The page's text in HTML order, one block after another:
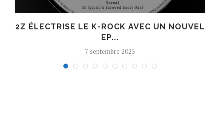
2Z ÉLECTRISE LE K-ROCK AVEC UN NOUVEL
EP...
7 septembre 2025